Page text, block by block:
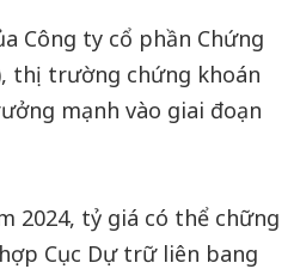
Công ty cổ phần Chứng
thị trường chứng khoán
mạnh vào giai đoạn
2024, tỷ giá có thể chững
Cục Dự trữ liên bang